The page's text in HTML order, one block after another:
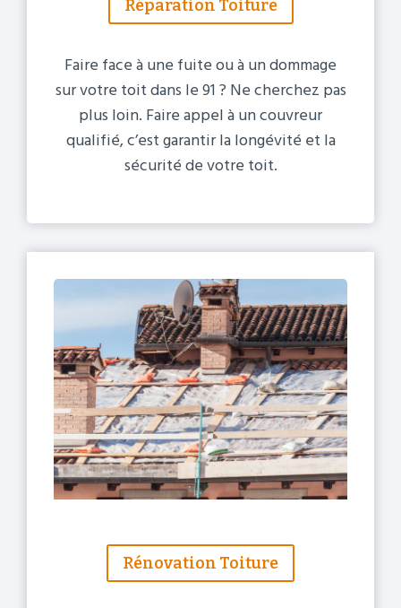
Réparation Toiture
Faire face à une fuite ou à un dommage
sur votre toit dans le 91 ? Ne cherchez pas
plus loin. Faire appel à un couvreur
qualifié, c’est garantir la longévité et la
sécurité de votre toit.
Rénovation Toiture